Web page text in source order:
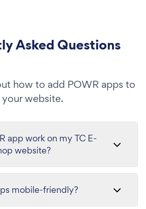
Asked Questions
how to add POWR apps to
your website.
app work on my TC E-
website?
mobile-friendly?